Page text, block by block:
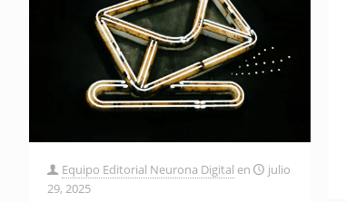
Equipo Editorial Neurona Digital en
julio
29, 2025